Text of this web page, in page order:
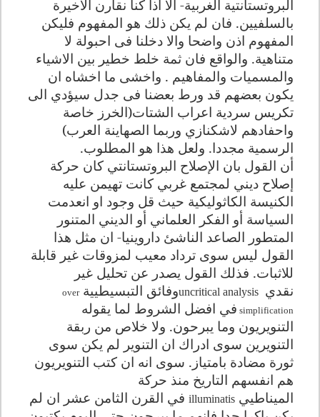
البروتستانتية الغربية- الا اذا كنا نقارن الاخيرة
بالسلفيين. فان لم يكن ذلك هو المفهوم فليكن
المفهوم اذن واضحا والا دخلنا فى احبولة لا
متناهية. والواقع فان ثمة خلط خطير بين الاشياء
والمسميات والمفاهيم . واخشى ما اخشاه ان
يكون بعضهم قد ورط بعضنا فى جدل سيؤدي الى
تكريس سردية اعراب الشتات(الخرز خاصة
واحفادهم لاشكنازي وربما الصهاينة العرب)
الرسمية مجددا. ولعل هذا هو المطلوب.
أن القول بان الإصلاح البروتستانتي كان حركة
إصلاح ديني لمجتمع غربي كانت تهيمن عليه
الكنيسة الكاثوليكية حيث قل وجود او انعدمت
السياسة أو الفكر العلماني أو الديني المتنور
المتطور الصاعد الناشئ داروينيا- ان مثل هذا
القول ليس سوى ترداد معيب لمزوقات غير قابلة
للاثبات. فذلك القول يصدر عن تحليل غير
نقدي uncritical analysisوفائق التبسيطييةover
simplification في افضل الشروط لما يقوله
التنويريون وما يبرحون. ولا خلاص من ربقة
التنويرين سوى ادراك ان التنوير لم يكن سوى
ثورة مضادة بامتياز . سوى انه ان كتب التنويريون
هم انفسهم التاريخ منذ حركة
الميناطيي illuminatis في القرن الثامن عشر ان لم